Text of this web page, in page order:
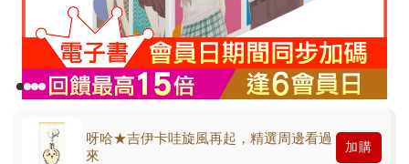
呀哈★吉伊卡哇旋風再起，精選周邊看過
來
加購